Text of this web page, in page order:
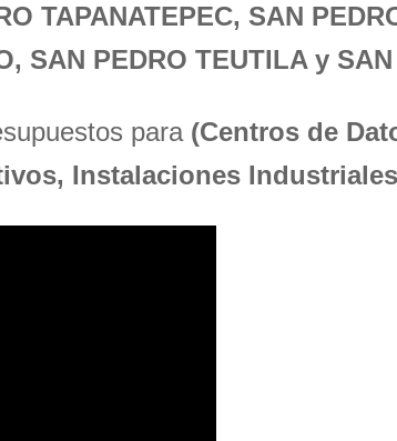
TAPANATEPEC, SAN
SAN PEDRO TEUTILA y
para (Centros de
Instalaciones